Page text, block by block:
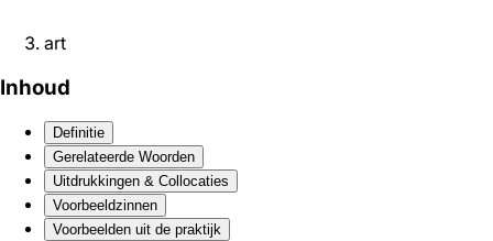
art
Inhoud
Definitie
Gerelateerde Woorden
Uitdrukkingen & Collocaties
Voorbeeldzinnen
Voorbeelden uit de praktijk